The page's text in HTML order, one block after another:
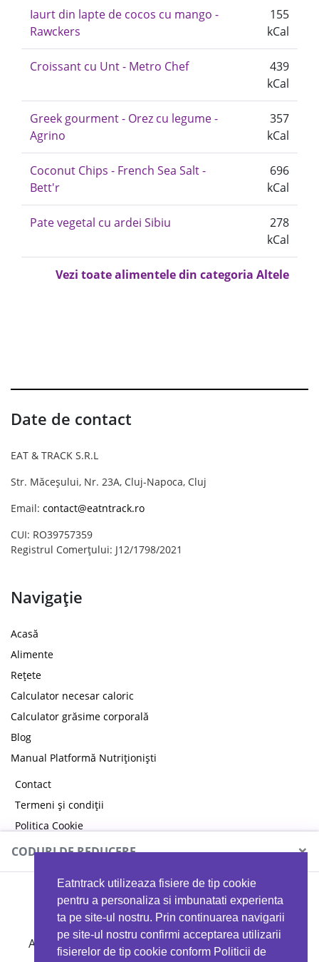
Eatntrack utilizeaza fisiere de tip cookie
pentru a personaliza si imbunatati experienta
ta pe site-ul nostru. Prin continuarea navigarii
pe site-ul nostru confirmi acceptarea utilizarii
fisierelor de tip cookie conform Politicii de
Iaurt din lapte de cocos cu mango -
Rawckers
155
kCal
Croissant cu Unt - Metro Chef
439
kCal
Greek gourment - Orez cu legume -
Agrino
357
kCal
Coconut Chips - French Sea Salt -
Bett'r
696
kCal
Pate vegetal cu ardei Sibiu
278
kCal
Vezi toate alimentele din categoria Altele
Date de contact
EAT & TRACK S.R.L
Str. Măceșului, Nr. 23A, Cluj-Napoca, Cluj
Email: contact@eatntrack.ro
CUI: RO39757359
Registrul Comerțului: J12/1798/2021
Navigație
Acasă
Alimente
Rețete
Calculator necesar caloric
Calculator grăsime corporală
Blog
Manual Platformă Nutriționiști
Contact
Termeni și condiții
Politica Cookie
Politica de confidențialitate
CODURI DE REDUCERE ×
MYPROTEIN
Ai 40%reducere la orice comandă folosind codul